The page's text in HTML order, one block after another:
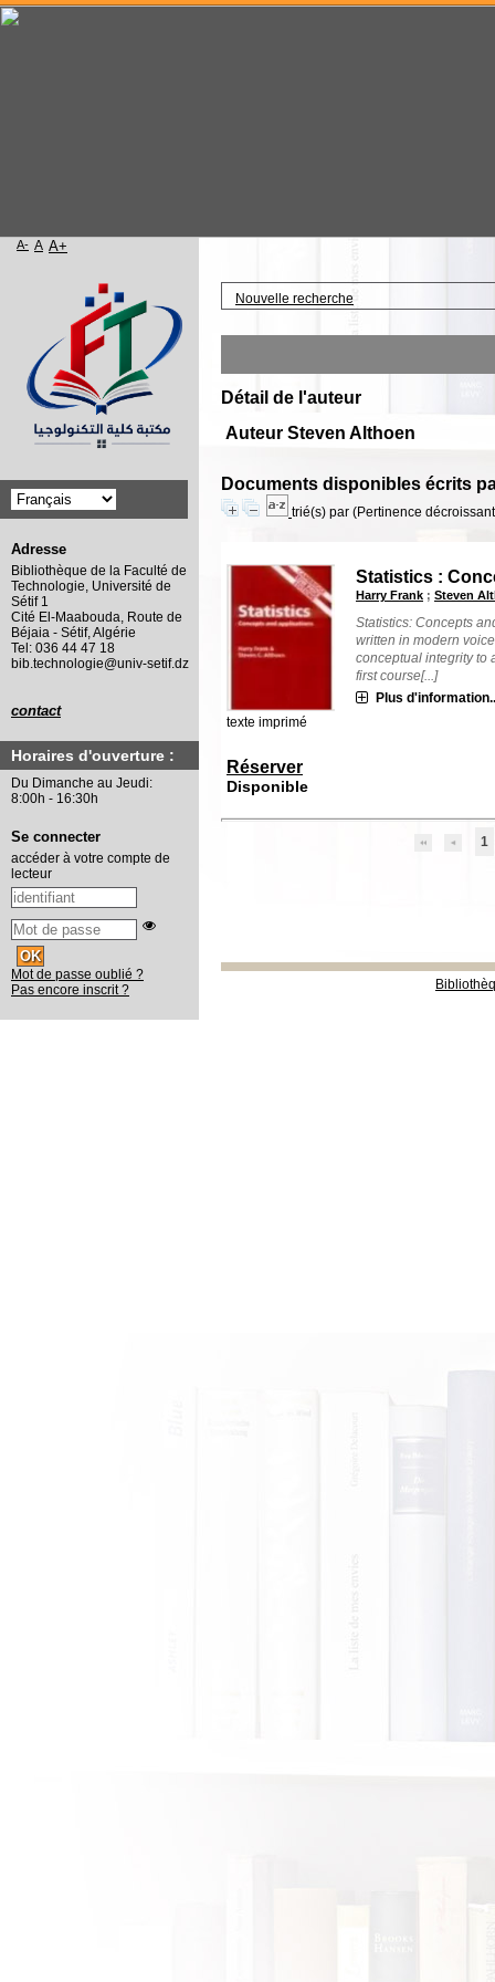
Nouvelle recherche
Détail de l'auteur
Auteur Steven Althoen
Documents disponibles écrits
trié(s) par (Pertinence
texte imprimé
Statistics :
Harry Frank ;Steven
Statistics: Concepts
written in modern
conceptual integrity to
first course[...]
Plus
Réserver
Disponible
1
Accueil
A- A A+
Adresse
Bibliothèque de la Faculté de
Technologie, Université de
Sétif 1
Cité El-Maabouda, Route de
Béjaia - Sétif, Algérie
Tel: 036 44 47 18
bib.technologie@univ-setif.dz
contact
Horaires d'ouverture :
Du Dimanche au Jeudi:
8:00h - 16:30h
Se connecter
accéder à votre compte de
lecteur
Mot de passe oublié ?
Pas encore inscrit ?